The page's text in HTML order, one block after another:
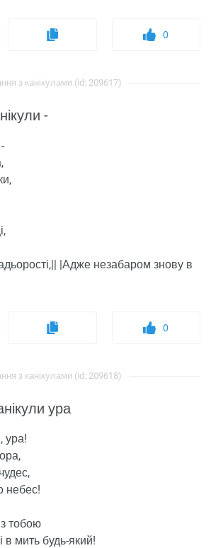
0
з канікулами (id: 209617)
-
|Адже незабаром знову в
0
з канікулами (id: 209618)
ура
ура!
небес!
тобою
в мить будь-який!